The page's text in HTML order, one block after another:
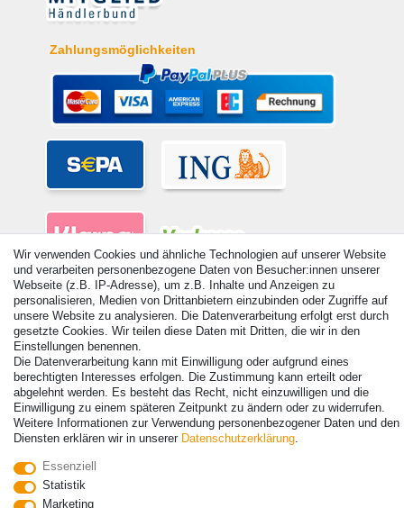
Zahlungsmöglichkeiten
© Copyright 2026 | Alle Rechte vorbehalten. - Alle Rechte vorbehalten.
Preisangaben inkl. gesetzl. 19% MwSt. | Grundpreise siehe Artikeldetail | *Gilt für
Lieferungen nach Deutschland!
Vertrag widerrufen Kontakt
Wir verwenden Cookies und ähnliche Technologien auf unserer Website
und verarbeiten personenbezogene Daten von Besucher:innen unserer
Webseite (z.B. IP-Adresse), um z.B. Inhalte und Anzeigen zu
personalisieren, Medien von Drittanbietern einzubinden oder Zugriffe auf
unsere Website zu analysieren. Die Datenverarbeitung erfolgt erst durch
gesetzte Cookies. Wir teilen diese Daten mit Dritten, die wir in den
Einstellungen benennen.
Die Datenverarbeitung kann mit Einwilligung oder aufgrund eines
berechtigten Interesses erfolgen. Die Zustimmung kann erteilt oder
abgelehnt werden. Es besteht das Recht, nicht einzuwilligen und die
Einwilligung zu einem späteren Zeitpunkt zu ändern oder zu widerrufen.
Weitere Informationen zur Verwendung personenbezogener Daten und den
Diensten erklären wir in unserer Daten­schutz­erklärung.
Essenziell
Statistik
Marketing